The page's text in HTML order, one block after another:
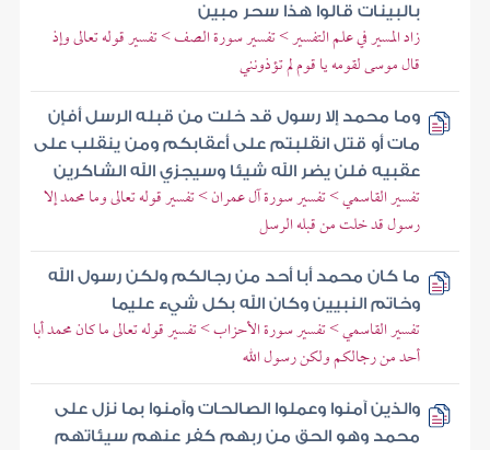
بالبينات قالوا هذا سحر مبين
زاد المسير في علم التفسير > تفسير سورة الصف > تفسير قوله تعالى وإذ
قال موسى لقومه يا قوم لم تؤذونني
وما محمد إلا رسول قد خلت من قبله الرسل أفإن
مات أو قتل انقلبتم على أعقابكم ومن ينقلب على
عقبيه فلن يضر الله شيئا وسيجزي الله الشاكرين
تفسير القاسمي > تفسير سورة آل عمران > تفسير قوله تعالى وما محمد إلا
رسول قد خلت من قبله الرسل
ما كان محمد أبا أحد من رجالكم ولكن رسول الله
وخاتم النبيين وكان الله بكل شيء عليما
تفسير القاسمي > تفسير سورة الأحزاب > تفسير قوله تعالى ما كان محمد أبا
أحد من رجالكم ولكن رسول الله
والذين آمنوا وعملوا الصالحات وآمنوا بما نزل على
محمد وهو الحق من ربهم كفر عنهم سيئاتهم